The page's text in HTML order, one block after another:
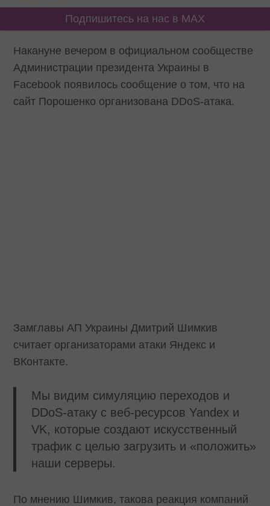
Подпишитесь на нас в MAX
Накануне вечером в официальном сообществе
Администрации президента Украины в
Facebook появилось сообщение о том, что на
сайт Порошенко организована DDoS-атака.
Замглавы АП Украины Дмитрий Шимкив
считает организаторами атаки Яндекс и
ВКонтакте.
Мы видим симуляцию переходов и
DDoS-атаку с веб-ресурсов Yandex и
VK, которые создают искусственный
трафик с целью загрузить и «положить»
наши серверы.
По мнению Шимкив, такова реакция компаний